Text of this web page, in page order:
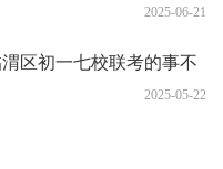
2025-06-21
区初一七校联考的事不
2025-05-22